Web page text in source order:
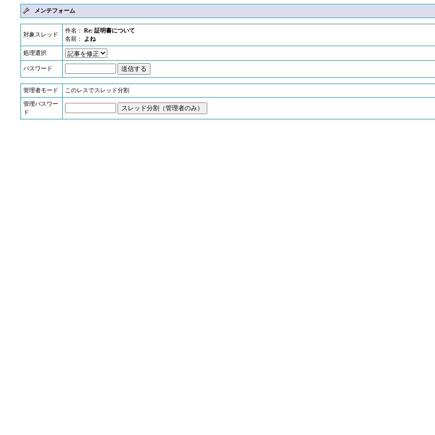
メンテフォーム
対象スレッド
件名： Re: 証明書について
名前：
よね
処理選択
パスワード
管理者モード
このレスでスレッド分割
管理パスワー
ド